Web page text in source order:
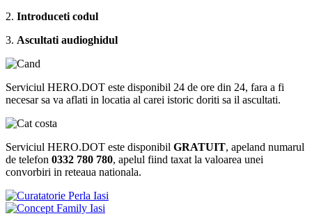
2. Introduceti codul
3. Ascultati audioghidul
Serviciul HERO.DOT este disponibil 24 de ore din 24, fara a fi
necesar sa va aflati in locatia al carei istoric doriti sa il ascultati.
Serviciul HERO.DOT este disponibil GRATUIT, apeland numarul
de telefon 0332 780 780, apelul fiind taxat la valoarea unei
convorbiri in reteaua nationala.